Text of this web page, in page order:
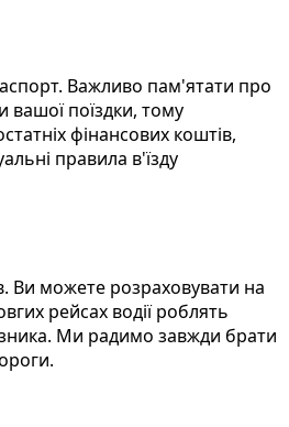
Важливо пам'ятати про
поїздки, тому
фінансових коштів,
правила в'їзду
Ви можете розраховувати на
рейсах водії роблять
Ми радимо завжди брати